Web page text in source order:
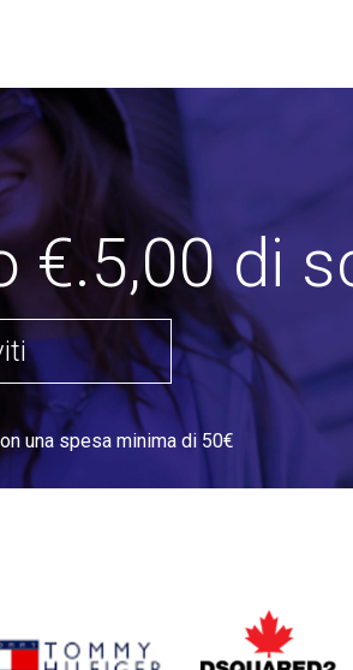
€.5,00 di
una spesa minima di 50€
DSQUARED2